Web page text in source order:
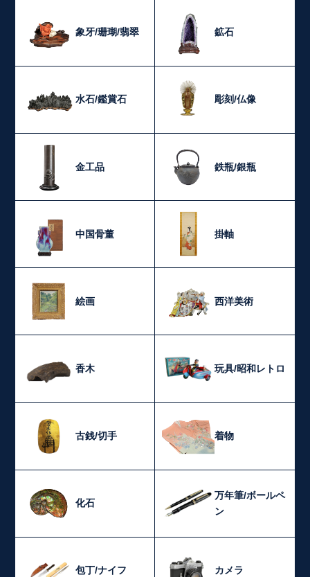
象牙/珊瑚/翡翠 鉱石
水石/鑑賞石 彫刻/仏像
金工品 鉄瓶/銀瓶
中国骨董 掛軸
絵画 西洋美術
香木 玩具/昭和レトロ
古銭/切手 着物
化石
万年筆/ボールペ
ン
包丁/ナイフ カメラ